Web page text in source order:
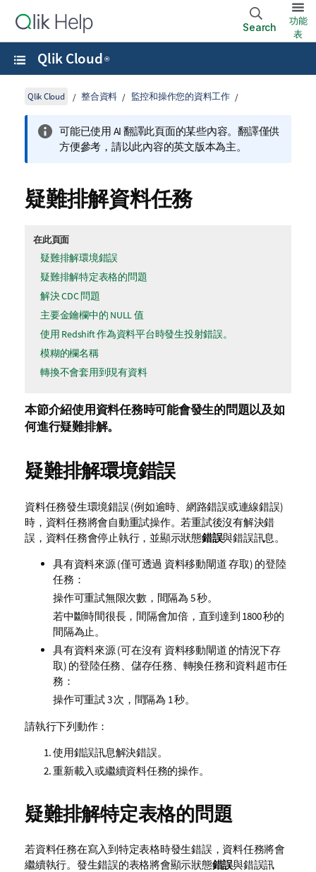
Search
功能
表
Qlik Cloud ®
Qlik Cloud 整合資料 監控和操作您的資料工作
可能已使用 AI 翻譯此頁面的某些內容。翻譯僅供
方便參考，請以此內容的英文版本為主。
疑難排解資料任務
在此頁面
疑難排解環境錯誤
疑難排解特定表格的問題
解決 CDC 問題
主要金鑰欄中的 NULL 值
使用 Redshift 作為資料平台時發生投射錯誤。
模糊的欄名稱
轉換不會套用到現有資料
本節介紹使用資料任務時可能會發生的問題以及如
何進行疑難排解。
疑難排解環境錯誤
資料任務發生環境錯誤 (例如逾時、網路錯誤或連線錯誤)
時，資料任務將會自動重試操作。若重試後沒有解決錯
誤，資料任務會停止執行，並顯示狀態錯誤與錯誤訊息。
具有資料來源 (僅可透過 資料移動閘道存取) 的登陸
任務：
操作可重試無限次數，間隔為 5 秒。
若中斷時間很長，間隔會加倍，直到達到 1800 秒的
間隔為止。
具有資料來源 (可在沒有 資料移動閘道 的情況下存
取) 的登陸任務、儲存任務、轉換任務和資料超市任
務：
操作可重試 3 次，間隔為 1 秒。
請執行下列動作：
使用錯誤訊息解決錯誤。
重新載入或繼續資料任務的操作。
疑難排解特定表格的問題
若資料任務在寫入到特定表格時發生錯誤，資料任務將會
繼續執行。發生錯誤的表格將會顯示狀態錯誤與錯誤訊